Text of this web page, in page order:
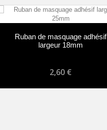
Ruban de masquage adhésif
largeur 18mm
2,60 €